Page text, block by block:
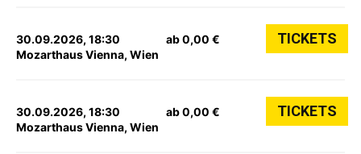
30.09.2026, 18:30
Mozarthaus Vienna, Wien
ab 0,00 € TICKETS
30.09.2026, 18:30
Mozarthaus Vienna, Wien
ab 0,00 € TICKETS